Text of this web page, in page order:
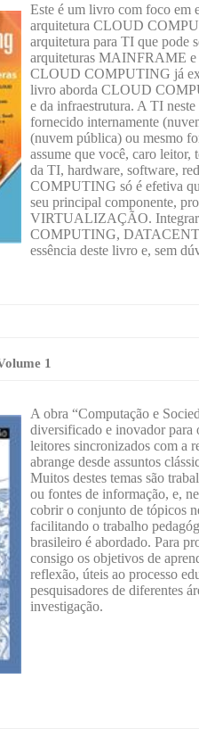
Este é um livro com foco em
arquitetura CLOUD
arquitetura para TI que pode
arquiteturas MAINFRAME e
CLOUD COMPUTING já
livro aborda CLOUD
e da infraestrutura. A TI
fornecido internamente
(nuvem pública) ou mesmo
assume que você, caro leitor,
da TI, hardware, software,
COMPUTING só é efetiva
seu principal componente,
VIRTUALIZAÇÃO. Integrar
COMPUTING,
essência deste livro e, sem
1
A obra “Computação e
diversificado e inovador para
leitores sincronizados com a
abrange desde assuntos
Muitos destes temas são
ou fontes de informação, e,
cobrir o conjunto de tópicos
facilitando o trabalho
brasileiro é abordado. Para
consigo os objetivos de
reflexão, úteis ao processo
pesquisadores de diferentes
investigação.